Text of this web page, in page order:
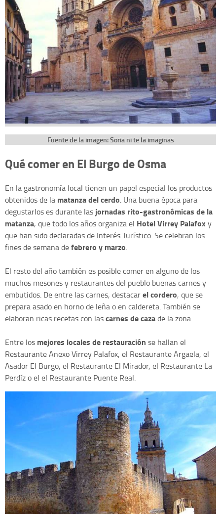
Fuente de la imagen: Soria ni te la imaginas
Qué comer en El Burgo de Osma
En la gastronomía local tienen un papel especial los productos
obtenidos de la matanza del cerdo. Una buena época para
degustarlos es durante las jornadas rito-gastronómicas de la
matanza, que todo los años organiza el Hotel Virrey Palafox y
que han sido declaradas de Interés Turístico. Se celebran los
fines de semana defebrero y marzo.
El resto del año también es posible comer en alguno de los
muchos mesones y restaurantes del pueblo buenas carnes y
embutidos. De entre las carnes, destacarel cordero, que se
prepara asado en horno de leña o en caldereta. También se
elaboran ricas recetas con lascarnes de cazade la zona.
Entre los mejores locales de restauración se hallan el
Restaurante Anexo Virrey Palafox, el Restaurante Argaela, el
Asador El Burgo, el Restaurante El Mirador, el Restaurante La
Perdíz o el el Restaurante Puente Real.